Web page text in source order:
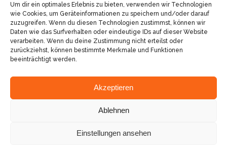
Um dir ein optimales Erlebnis zu bieten, verwenden wir Technologien
wie Cookies, um Geräteinformationen zu speichern und/oder darauf
zuzugreifen. Wenn du diesen Technologien zustimmst, können wir
Daten wie das Surfverhalten oder eindeutige IDs auf dieser Website
verarbeiten. Wenn du deine Zustimmung nicht erteilst oder
zurückziehst, können bestimmte Merkmale und Funktionen
beeinträchtigt werden.
Akzeptieren
Ablehnen
Einstellungen ansehen